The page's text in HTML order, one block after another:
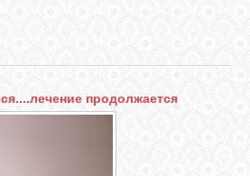
продолжается